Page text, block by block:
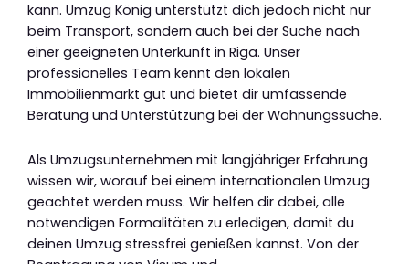
kann. Umzug König unterstützt dich jedoch nicht nur
beim Transport, sondern auch bei der Suche nach
einer geeigneten Unterkunft in Riga. Unser
professionelles Team kennt den lokalen
Immobilienmarkt gut und bietet dir umfassende
Beratung und Unterstützung bei der Wohnungssuche.
Als Umzugsunternehmen mit langjähriger Erfahrung
wissen wir, worauf bei einem internationalen Umzug
geachtet werden muss. Wir helfen dir dabei, alle
notwendigen Formalitäten zu erledigen, damit du
deinen Umzug stressfrei genießen kannst. Von der